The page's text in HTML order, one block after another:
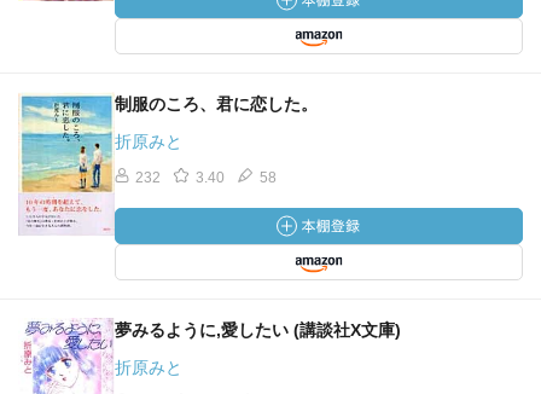
制服のころ、君に恋した。
折原みと
232 3.40 58
夢みるように,愛したい (講談社X文庫)
折原みと